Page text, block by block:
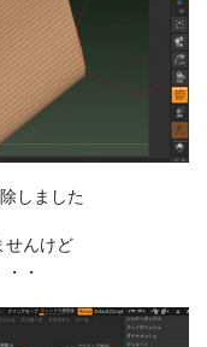
しました
せんけど
・